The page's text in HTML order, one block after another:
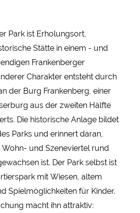
Park ist Erholungsort,
Stätte in einem - und
Frankenberger
Charakter entsteht durch
der Burg Frankenberg, einer
aus der zweiten Hälfte
Die historische Anlage bildet
Parks und erinnert daran,
und Szeneviertel rund
ist. Der Park selbst ist
mit Wiesen, altem
Spielmöglichkeiten für Kinder.
macht ihn attraktiv: